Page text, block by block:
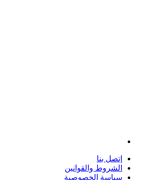
إتصل بنا
الشروط والقوانين
سياسة الخصوصية